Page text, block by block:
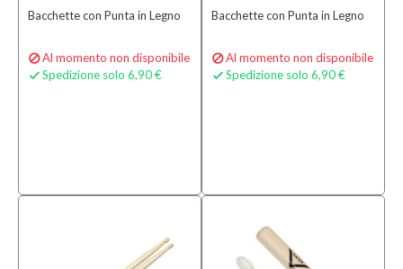
Bacchette con Punta in Legno
Al momento non disponibile
 Spedizione solo 6,90 €
Bacchette con Punta in Legno
Al momento non disponibile
 Spedizione solo 6,90 €